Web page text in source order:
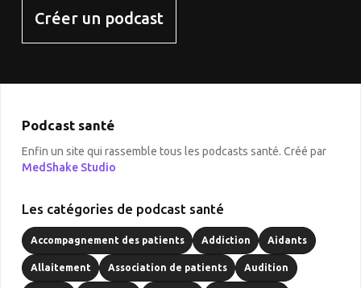
Créer un podcast
Podcast santé
Enfin un site qui rassemble tous les podcasts santé. Créé par
MedShake Studio
Les catégories de podcast santé
Accompagnement des patients Addiction Aidants
Allaitement Association de patients Audition